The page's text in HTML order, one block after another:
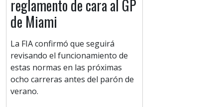
reglamento de cara al GP
de Miami
La FIA confirmó que seguirá
revisando el funcionamiento de
estas normas en las próximas
ocho carreras antes del parón de
verano.